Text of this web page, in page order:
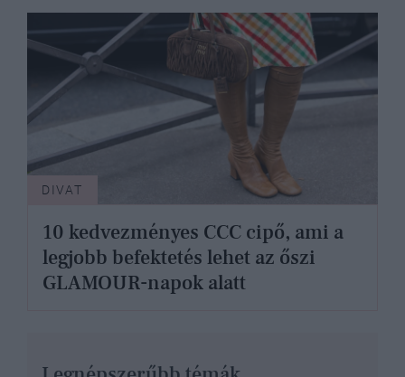
DIVAT
10 kedvezményes CCC cipő, ami a
legjobb befektetés lehet az őszi
GLAMOUR-napok alatt